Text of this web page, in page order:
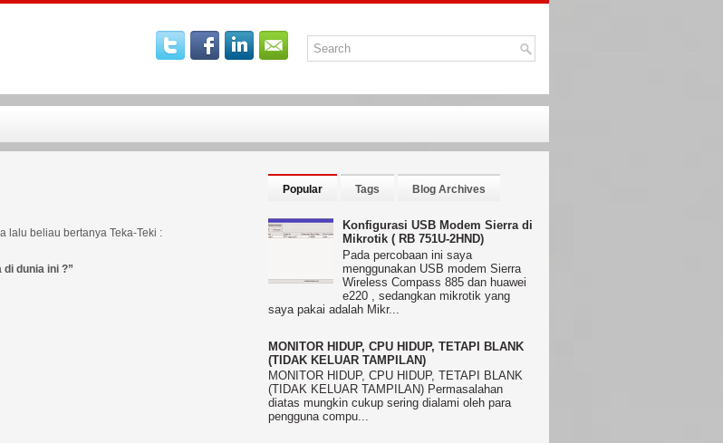
lalu beliau bertanya Teka-Teki :
dunia ini ?”
Popular Tags Blog Archives
Konfigurasi USB Modem Sierra di
Mikrotik ( RB 751U-2HND)
Pada percobaan ini saya
menggunakan USB modem Sierra
Wireless Compass 885 dan huawei
e220 , sedangkan mikrotik yang
saya pakai adalah Mikr...
MONITOR HIDUP, CPU HIDUP, TETAPI BLANK
(TIDAK KELUAR TAMPILAN)
MONITOR HIDUP, CPU HIDUP, TETAPI BLANK
(TIDAK KELUAR TAMPILAN) Permasalahan
diatas mungkin cukup sering dialami oleh para
pengguna compu...